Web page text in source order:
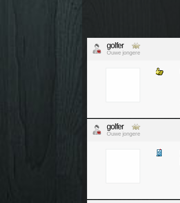
golfer
Ouwe jongere
golfer
Ouwe jongere